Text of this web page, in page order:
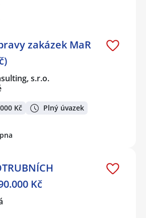
zakázek MaR
s.r.o.
Kč Plný úvazek
Kč